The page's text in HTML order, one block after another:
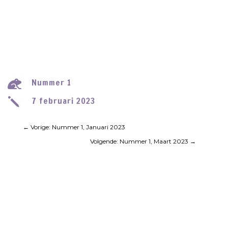
 Nummer 1
j 7 februari 2023
← Vorige: Nummer 1, Januari 2023
Volgende: Nummer 1, Maart 2023 →